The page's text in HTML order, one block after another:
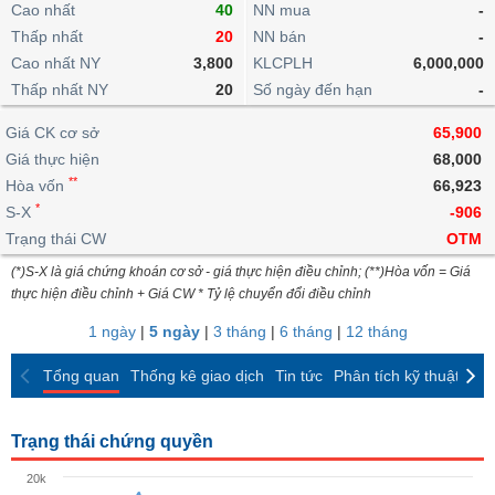
lỗ
Giao
nội
bộ
Niên
giám
Tài
liệu
cổ
đông
Định
giá
Nước
Tự
doanh
Top
cổ
phiếu
Bản
Thống
dịch
dịch
Chứng
quyền
Thống
kê
dịch
Định
Thống
dịch
Tin
tức
Phân
tích
kỹ
thuật
Bảng
trực
tuyến
lọc
cổ
phiếu
sánh
cổ
phiếu
Báo
cáo
phân
Vĩ
mô
lai
Chứng
quyền
Trái
phiếu
doanh
IR
Awards
Dịch
vụ
Cao nhất
40
Thấp nhất
20
Cao nhất NY
3,800
Thấp nhất NY
20
NN mua
-
NN bán
-
KLCPLH
6,000,000
Số ngày đến hạn
-
Giá CK cơ sở
65,900
Giá thực hiện
68,000
Hòa vốn **
66,923
S-X *
-906
Trạng thái CW
OTM
(*)S-X là giá chứng khoán cơ sở - giá thực hiện điều chỉnh; (**)Hòa vốn = Giá
thực hiện điều chỉnh + Giá CW * Tỷ lệ chuyển đổi điều chỉnh
1 ngày| 5 ngày| 3 tháng | 6 tháng | 12 tháng
Tổng quan Thống kê giao dịch Tin tức Phân tích kỹ thuật
Trạng thái chứng quyền
20k
BẤT
ĐỘNG
SẢN
TÀI
CHÍNH
HÀNG
HÓA
KINH
TẾ